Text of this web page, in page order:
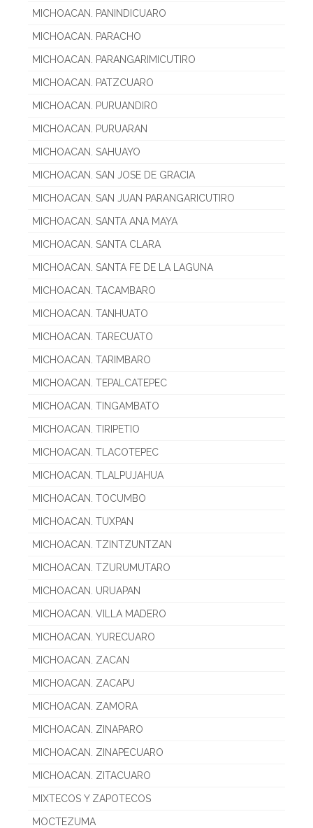
MICHOACAN. PANINDICUARO
MICHOACAN. PARACHO
MICHOACAN. PARANGARIMICUTIRO
MICHOACAN. PATZCUARO
MICHOACAN. PURUANDIRO
MICHOACAN. PURUARAN
MICHOACAN. SAHUAYO
MICHOACAN. SAN JOSE DE GRACIA
MICHOACAN. SAN JUAN PARANGARICUTIRO
MICHOACAN. SANTA ANA MAYA
MICHOACAN. SANTA CLARA
MICHOACAN. SANTA FE DE LA LAGUNA
MICHOACAN. TACAMBARO
MICHOACAN. TANHUATO
MICHOACAN. TARECUATO
MICHOACAN. TARIMBARO
MICHOACAN. TEPALCATEPEC
MICHOACAN. TINGAMBATO
MICHOACAN. TIRIPETIO
MICHOACAN. TLACOTEPEC
MICHOACAN. TLALPUJAHUA
MICHOACAN. TOCUMBO
MICHOACAN. TUXPAN
MICHOACAN. TZINTZUNTZAN
MICHOACAN. TZURUMUTARO
MICHOACAN. URUAPAN
MICHOACAN. VILLA MADERO
MICHOACAN. YURECUARO
MICHOACAN. ZACAN
MICHOACAN. ZACAPU
MICHOACAN. ZAMORA
MICHOACAN. ZINAPARO
MICHOACAN. ZINAPECUARO
MICHOACAN. ZITACUARO
MIXTECOS Y ZAPOTECOS
MOCTEZUMA